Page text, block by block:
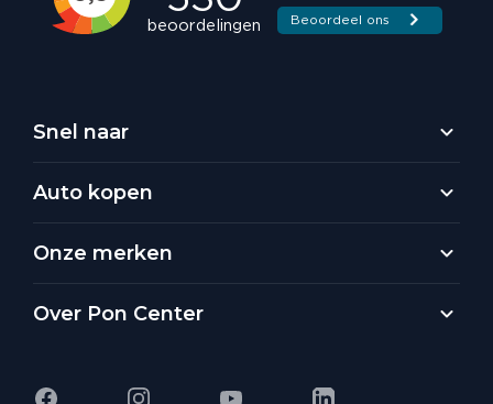
Snel naar
Auto kopen
Onze merken
Over Pon Center